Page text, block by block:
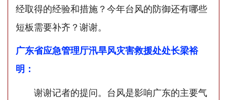
经取得的经验和措施？今年台风的防御还有哪些
短板需要补齐？谢谢。
广东省应急管理厅汛旱风灾害救援处处长梁裕
明：
谢谢记者的提问。台风是影响广东的主要气